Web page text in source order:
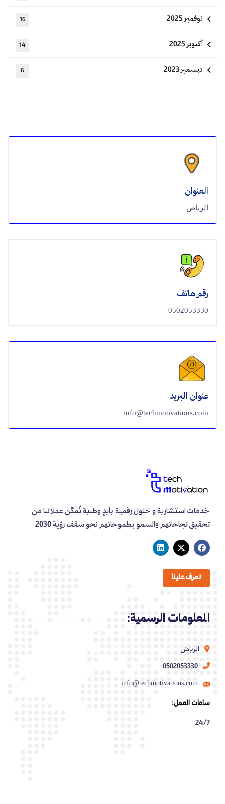
نوفمبر 2025 16
أكتوبر 2025 14
ديسمبر 2023 6
العنوان
الرياض
رقم هاتف
0502053330
عنوان البريد
info@techmotivations.com
خدمات استشارية و حلول رقمية بأيدٍ وطنية تُمكّن عملائنا من
تحقيق نجاحاتهم والسمو بطموحاتهم نحو سقف رؤية 2030
تعرف علينا
المعلومات الرسمية:
الرياض
0502053330
info@techmotivations.com
ساعات العمل:
24/7